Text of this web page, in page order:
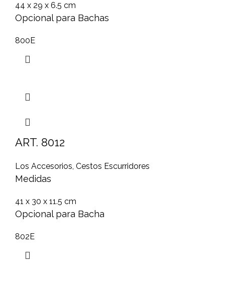
44 x 29 x 6.5 cm
Opcional para Bachas
800E
ART. 8012
Los Accesorios, Cestos Escurridores
Medidas
41 x 30 x 11.5 cm
Opcional para Bacha
802E